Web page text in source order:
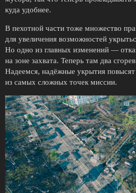
куда удобнее.
В пехотной части тоже множество
для увеличения возможностей
Но одно из главных изменений —
на зоне захвата. Теперь там два
Надеемся, надёжные укрытия
из самых сложных точек миссии.